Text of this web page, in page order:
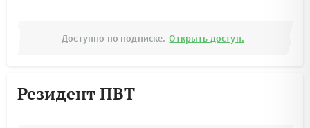
Доступно по подписке. Открыть доступ.
Резидент ПВТ